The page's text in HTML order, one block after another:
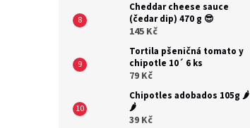
Cheddar cheese sauce
(čedar dip) 470 g 😎
145 Kč
Tortila pšeničná tomato y
chipotle 10´ 6 ks
79 Kč
Chipotles adobados 105g 🌶️
🌶️
39 Kč